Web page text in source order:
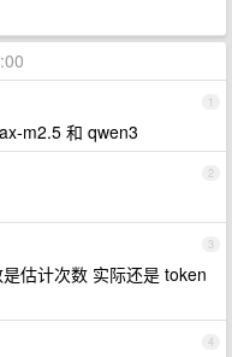
1
m2.5 和 qwen3
2
3
估计次数 实际还是 token
4